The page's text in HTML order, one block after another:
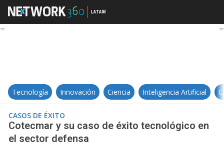
Cotecmar y su caso de éxito
Tecnología Innovación Ciencia Inteligencia Artificial
CASOS DE ÉXITO
Cotecmar y su caso de éxito tecnológico en
el sector defensa